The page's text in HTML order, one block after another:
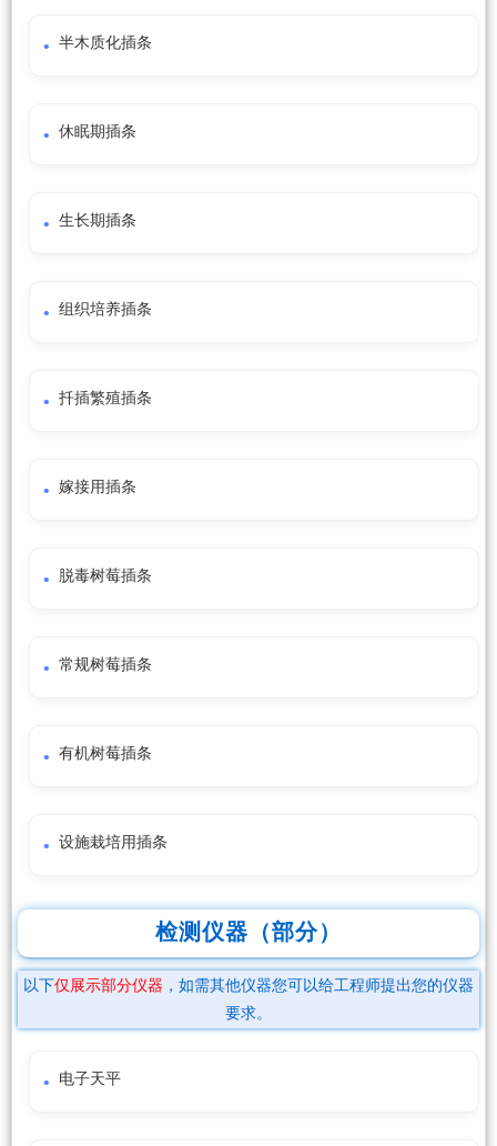
半木质化插条
休眠期插条
生长期插条
组织培养插条
扦插繁殖插条
嫁接用插条
脱毒树莓插条
常规树莓插条
有机树莓插条
设施栽培用插条
检测仪器（部分）
以下仅展示部分仪器 ，如需其他仪器您可以给工程师提出您的仪器
要求。
电子天平